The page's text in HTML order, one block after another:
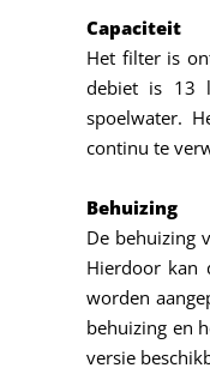
Capaciteit
Het filter is
debiet is 13
spoelwater.
continu te
Behuizing
De behuizing
Hierdoor kan
worden
behuizing en
versie